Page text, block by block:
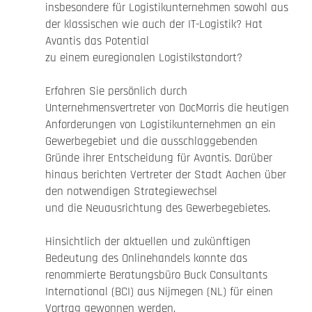
insbesondere für Logistikunternehmen sowohl aus
der klassischen wie auch der IT-Logistik? Hat
Avantis das Potential
zu einem euregionalen Logistikstandort?
Erfahren Sie persönlich durch
Unternehmensvertreter von DocMorris die heutigen
Anforderungen von Logistikunternehmen an ein
Gewerbegebiet und die ausschlaggebenden
Gründe ihrer Entscheidung für Avantis. Darüber
hinaus berichten Vertreter der Stadt Aachen über
den notwendigen Strategiewechsel
und die Neuausrichtung des Gewerbegebietes.
Hinsichtlich der aktuellen und zukünftigen
Bedeutung des Onlinehandels konnte das
renommierte Beratungsbüro Buck Consultants
International (BCI) aus Nijmegen (NL) für einen
Vortrag gewonnen werden.